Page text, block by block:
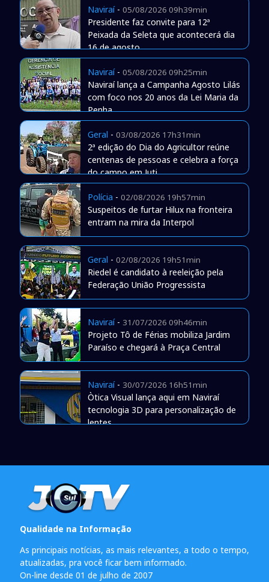
Naviraí- 05/08/2026 09h39min
Presidente faz convite para 12ª
Peixada da Seleta que acontecerá dia
16 de agosto
Naviraí- 05/08/2026 09h25min
Naviraí lança a Campanha Agosto Lilás
com foco nos 20 anos da Lei Maria da
Penha
Geral - 03/08/2026 17h31min
2ª edição do Dia do Agricultor reúne
centenas de pessoas e celebra a força
do campo em Juti
Polícia - 02/08/2026 19h57min
Suspeitos de furtar Hilux na fronteira
entram na mira da Interpol
Geral - 02/08/2026 19h51min
Riedel é candidato à reeleição pela
Federação União Progressista
Naviraí- 31/07/2026 09h46min
Projeto Tô de Férias mobiliza Jardim
Paraíso e chegará à Praça Central
Naviraí- 30/07/2026 16h51min
Òtica Visual lança aqui em Naviraí
tecnologia 3D para personalização de
lentes
Qualidade na Informação
As principais notícias, as mais relevantes, a todo o tempo,
atualizadas, pra você ficar bem informado.
On-line desde 01 de julho de 2007